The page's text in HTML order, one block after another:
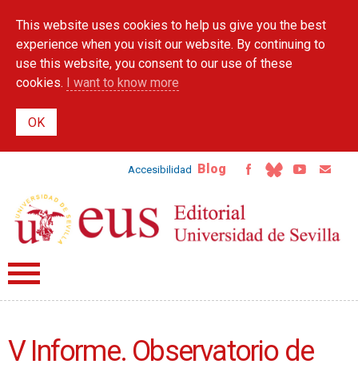
main
content
This website uses cookies to help us give you the best
experience when you visit our website. By continuing to
use this website, you consent to our use of these
cookies. I want to know more
Accesibilidad Blog
V Informe. Observatorio de